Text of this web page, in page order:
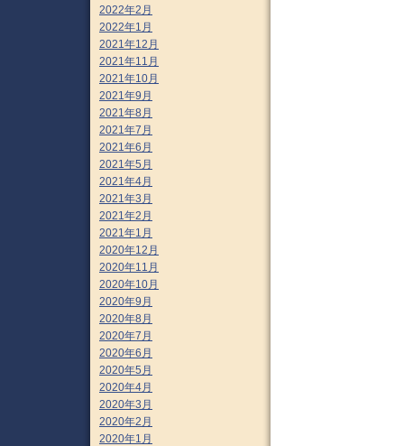
2022年2月
2022年1月
2021年12月
2021年11月
2021年10月
2021年9月
2021年8月
2021年7月
2021年6月
2021年5月
2021年4月
2021年3月
2021年2月
2021年1月
2020年12月
2020年11月
2020年10月
2020年9月
2020年8月
2020年7月
2020年6月
2020年5月
2020年4月
2020年3月
2020年2月
2020年1月